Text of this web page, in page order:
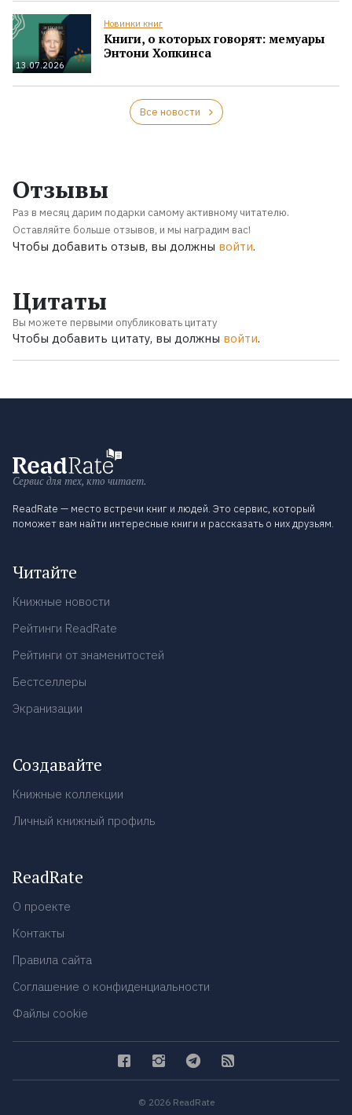
13.07.2026
Новинки книг
Книги, о которых говорят: мемуары
Энтони Хопкинса
Все новости
Отзывы
Раз в месяц дарим подарки самому активному читателю.
Оставляйте больше отзывов, и мы наградим вас!
Чтобы добавить отзыв, вы должны войти.
Цитаты
Вы можете первыми опубликовать цитату
Чтобы добавить цитату, вы должны войти.
Сервис для тех, кто читает.
ReadRate — место встречи книг и людей. Это сервис, который
поможет вам найти интересные книги и рассказать о них друзьям.
Читайте
Книжные новости
Рейтинги ReadRate
Рейтинги от знаменитостей
Бестселлеры
Экранизации
Создавайте
Книжные коллекции
Личный книжный профиль
ReadRate
О проекте
Контакты
Правила сайта
Соглашение о конфиденциальности
Файлы cookie
© 2026 ReadRate